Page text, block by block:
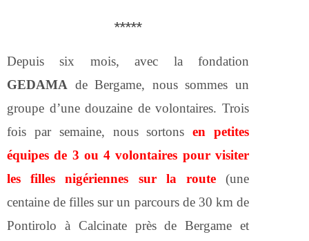
*****
Depuis six mois, avec la fondation
GEDAMA de Bergame, nous sommes un
groupe d’une douzaine de volontaires. Trois
fois par semaine, nous sortonsen petites
équipes de 3 ou 4 volontaires pour visiter
les filles nigériennes sur la route(une
centaine de filles sur un parcours de 30 km de
Pontirolo à Calcinate près de Bergame et